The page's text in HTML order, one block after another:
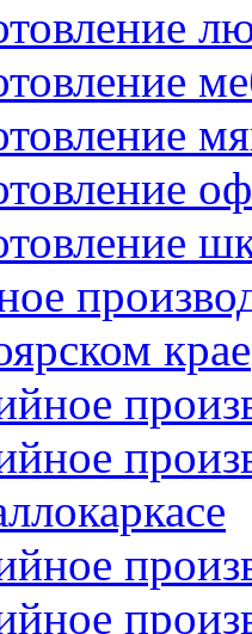
крае